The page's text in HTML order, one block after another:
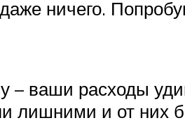
ничего.
– ваши расходы
лишними и от них